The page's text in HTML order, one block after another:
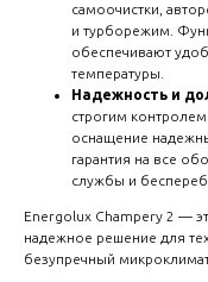
самоочистки,
и турборежим.
обеспечивают
температуры.
Надежность и
строгим
оснащение
гарантия на все
службы и
Energolux Champery 2 —
надежное решение для
безупречный